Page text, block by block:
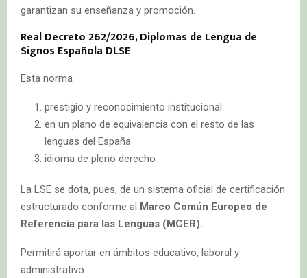
garantizan su enseñanza y promoción.
Real Decreto 262/2026, Diplomas de Lengua de
Signos Española DLSE
Esta norma
prestigio y reconocimiento institucional
en un plano de equivalencia con el resto de las
lenguas del España
idioma de pleno derecho
La LSE se dota, pues, de un sistema oficial de certificación
estructurado conforme al Marco Común Europeo de
Referencia para las Lenguas (MCER).
Permitirá aportar en ámbitos educativo, laboral y
administrativo